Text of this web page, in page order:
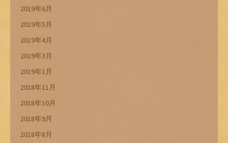
2019年6月
2019年5月
2019年4月
2019年3月
2019年1月
2018年11月
2018年10月
2018年9月
2018年8月